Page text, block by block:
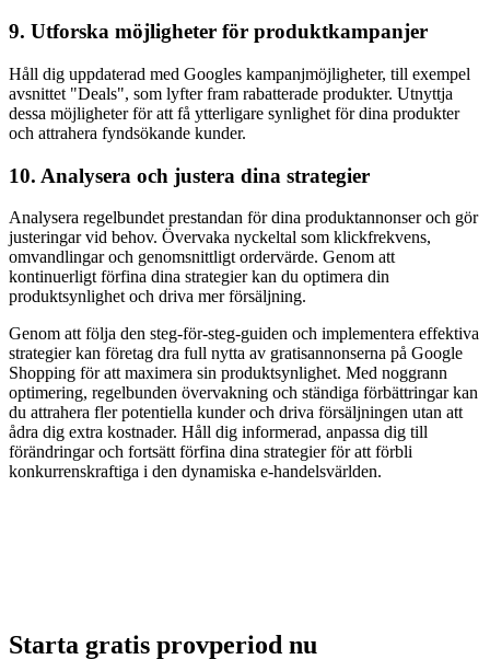
9. Utforska möjligheter för produktkampanjer
Håll dig uppdaterad med Googles kampanjmöjligheter, till exempel
avsnittet "Deals", som lyfter fram rabatterade produkter. Utnyttja
dessa möjligheter för att få ytterligare synlighet för dina produkter
och attrahera fyndsökande kunder.
10. Analysera och justera dina strategier
Analysera regelbundet prestandan för dina produktannonser och gör
justeringar vid behov. Övervaka nyckeltal som klickfrekvens,
omvandlingar och genomsnittligt ordervärde. Genom att
kontinuerligt förfina dina strategier kan du optimera din
produktsynlighet och driva mer försäljning.
Genom att följa den steg-för-steg-guiden och implementera effektiva
strategier kan företag dra full nytta av gratisannonserna på Google
Shopping för att maximera sin produktsynlighet. Med noggrann
optimering, regelbunden övervakning och ständiga förbättringar kan
du attrahera fler potentiella kunder och driva försäljningen utan att
ådra dig extra kostnader. Håll dig informerad, anpassa dig till
förändringar och fortsätt förfina dina strategier för att förbli
konkurrenskraftiga i den dynamiska e-handelsvärlden.
Starta gratis provperiod nu